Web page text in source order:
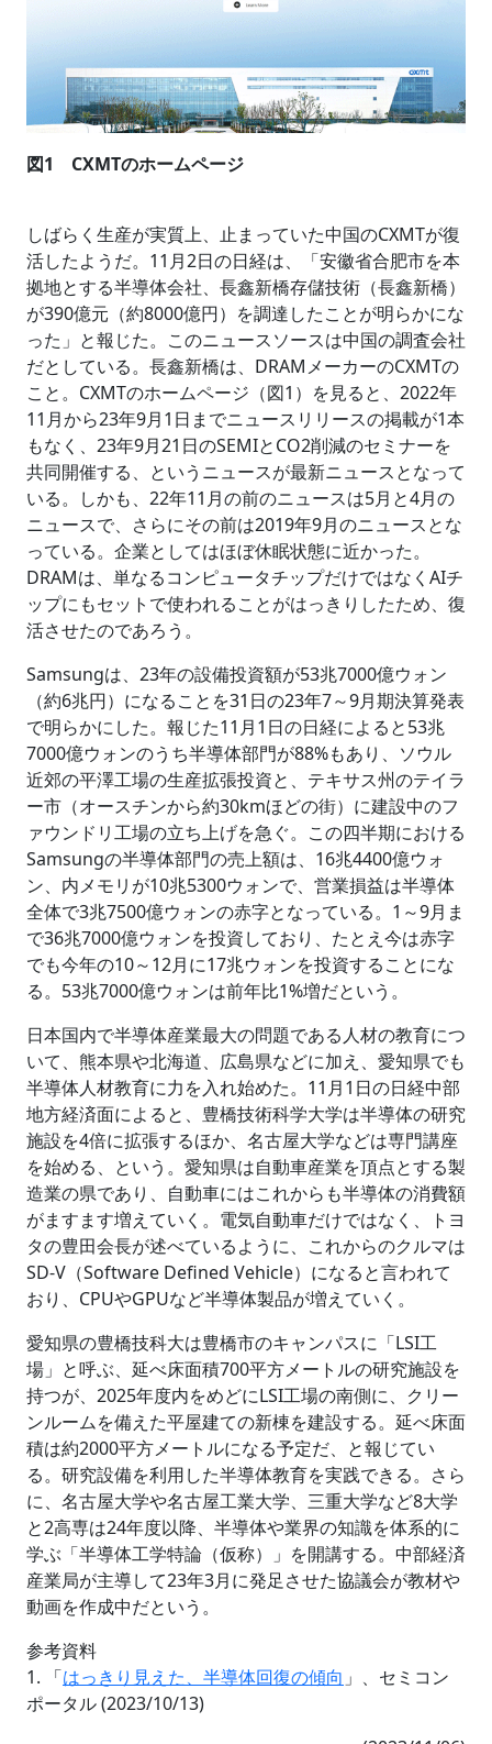
図1 CXMTのホームページ
しばらく生産が実質上、止まっていた中国のCXMTが復
活したようだ。11月2日の日経は、「安徽省合肥市を本
拠地とする半導体会社、長鑫新橋存儲技術（長鑫新橋）
が390億元（約8000億円）を調達したことが明らかにな
った」と報じた。このニュースソースは中国の調査会社
だとしている。長鑫新橋は、DRAMメーカーのCXMTの
こと。CXMTのホームページ（図1）を見ると、2022年
11月から23年9月1日までニュースリリースの掲載が1本
もなく、23年9月21日のSEMIとCO2削減のセミナーを
共同開催する、というニュースが最新ニュースとなって
いる。しかも、22年11月の前のニュースは5月と4月の
ニュースで、さらにその前は2019年9月のニュースとな
っている。企業としてはほぼ休眠状態に近かった。
DRAMは、単なるコンピュータチップだけではなくAIチ
ップにもセットで使われることがはっきりしたため、復
活させたのであろう。
Samsungは、23年の設備投資額が53兆7000億ウォン
（約6兆円）になることを31日の23年7～9月期決算発表
で明らかにした。報じた11月1日の日経によると53兆
7000億ウォンのうち半導体部門が88%もあり、ソウル
近郊の平澤工場の生産拡張投資と、テキサス州のテイラ
ー市（オースチンから約30kmほどの街）に建設中のフ
ァウンドリ工場の立ち上げを急ぐ。この四半期における
Samsungの半導体部門の売上額は、16兆4400億ウォ
ン、内メモリが10兆5300ウォンで、営業損益は半導体
全体で3兆7500億ウォンの赤字となっている。1～9月ま
で36兆7000億ウォンを投資しており、たとえ今は赤字
でも今年の10～12月に17兆ウォンを投資することにな
る。53兆7000億ウォンは前年比1%増だという。
日本国内で半導体産業最大の問題である人材の教育につ
いて、熊本県や北海道、広島県などに加え、愛知県でも
半導体人材教育に力を入れ始めた。11月1日の日経中部
地方経済面によると、豊橋技術科学大学は半導体の研究
施設を4倍に拡張するほか、名古屋大学などは専門講座
を始める、という。愛知県は自動車産業を頂点とする製
造業の県であり、自動車にはこれからも半導体の消費額
がますます増えていく。電気自動車だけではなく、トヨ
タの豊田会長が述べているように、これからのクルマは
SD-V（Software Defined Vehicle）になると言われて
おり、CPUやGPUなど半導体製品が増えていく。
愛知県の豊橋技科大は豊橋市のキャンパスに「LSI工
場」と呼ぶ、延べ床面積700平方メートルの研究施設を
持つが、2025年度内をめどにLSI工場の南側に、クリー
ンルームを備えた平屋建ての新棟を建設する。延べ床面
積は約2000平方メートルになる予定だ、と報じてい
る。研究設備を利用した半導体教育を実践できる。さら
に、名古屋大学や名古屋工業大学、三重大学など8大学
と2高専は24年度以降、半導体や業界の知識を体系的に
学ぶ「半導体工学特論（仮称）」を開講する。中部経済
産業局が主導して23年3月に発足させた協議会が教材や
動画を作成中だという。
参考資料
1. 「はっきり見えた、半導体回復の傾向 」、セミコン
ポータル (2023/10/13)